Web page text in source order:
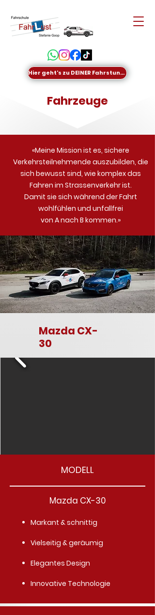
Hier geht's zu DEINER Fahrstunde
Fahrzeuge
«Meine Mission ist es, sichere
Verkehrsteilnehmende auszubilden, die
sich bewusst sind, wie komplex das
Fahren im Strassenverkehr ist.
Damit sie sich während der Fahrt
wohlfühlen und unfallfrei
von A nach B kommen.»
Mazda CX-
30
MODELL
Mazda CX-30
Markant & schnittig
Vielseitig & geräumig
Elegantes Design
Innovative Technologie